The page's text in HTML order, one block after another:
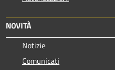
NOVITÀ
Notizie
Comunicati